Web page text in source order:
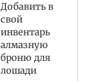
Добавить в
свой
инвентарь
алмазную
броню для
лошади